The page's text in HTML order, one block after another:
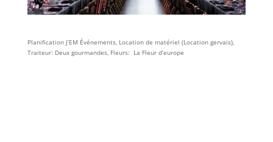
Planification J’EM Événements, Location de matériel (Location gervais),
Traiteur: Deux gourmandes, Fleurs: La Fleur d’europe